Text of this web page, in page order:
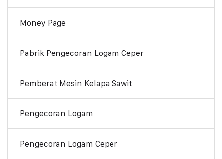
Money Page
Pabrik Pengecoran Logam Ceper
Pemberat Mesin Kelapa Sawit
Pengecoran Logam
Pengecoran Logam Ceper